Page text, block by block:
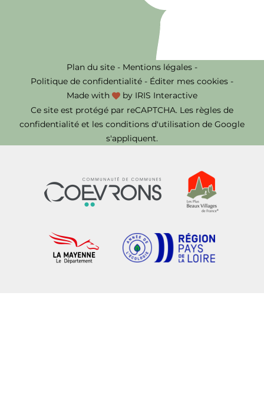
Plan du site - Mentions légales -
Politique de confidentialité - Éditer mes cookies -
Made with
by IRIS Interactive
Ce site est protégé par reCAPTCHA. Les règles de
confidentialité et les conditions d'utilisation de Google
s'appliquent.